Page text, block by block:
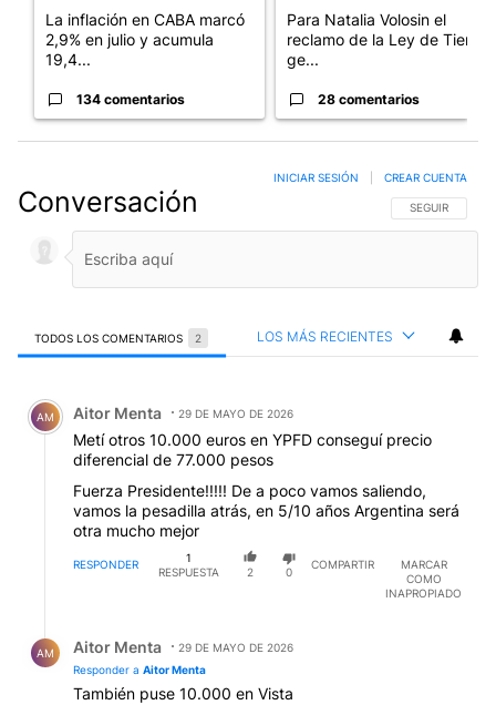
La inflación en CABA marcó
2,9% en julio y acumula
19,4...
134 comentarios
Para Natalia Volosin el
reclamo de la Ley de Tierras
ge...
28 comentarios
Conversación SIGA ESTA
SEGUIR
INICIAR SESIÓN CREAR CUENTA
TODOS LOS COMENTARIOS 2 LOS MÁS RECIENTES
Comentario de Aitor Menta.
AM Aitor Menta 29 DE MAYO DE 2026
Metí otros 10.000 euros en YPFD conseguí precio
diferencial de 77.000 pesos
Fuerza Presidente!!!!! De a poco vamos saliendo,
vamos la pesadilla atrás, en 5/10 años Argentina será
otra mucho mejor
RESPONDER
1
RESPUESTA
2 0
COMPARTIR
MARCAR
COMO
INAPROPIADO
AM Aitor Menta
29 DE MAYO DE 2026
Responder a Aitor Menta
También puse 10.000 en Vista